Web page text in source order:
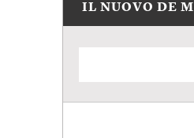
IL NUOVO DE